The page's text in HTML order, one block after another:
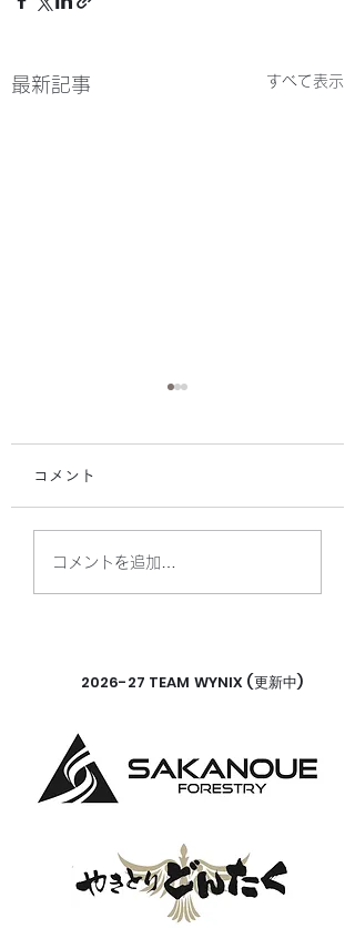
最新記事 すべて表示
R8年度U15クラブ夏季
大会 準優勝🥈
コメント
コメントを追加…
2026-27 TEAM WYNIX (更新中)